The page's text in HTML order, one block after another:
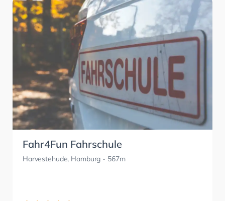
Fahr4Fun Fahrschule
Harvestehude, Hamburg - 567m